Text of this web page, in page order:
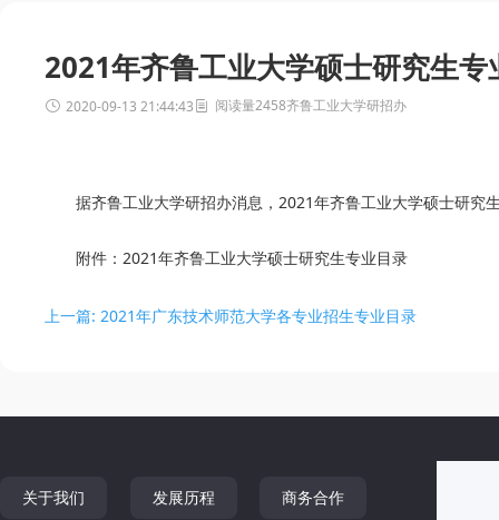
2021年齐鲁工业大学硕士研究生专
2020-09-13 21:44:43 阅读量2458齐鲁工业大学研招办
据齐鲁工业大学研招办消息，2021年齐鲁工业大学硕士研究
附件： 2021年齐鲁工业大学硕士研究生专业目录
上一篇: 2021年广东技术师范大学各专业招生专业目录
关于我们 发展历程 商务合作